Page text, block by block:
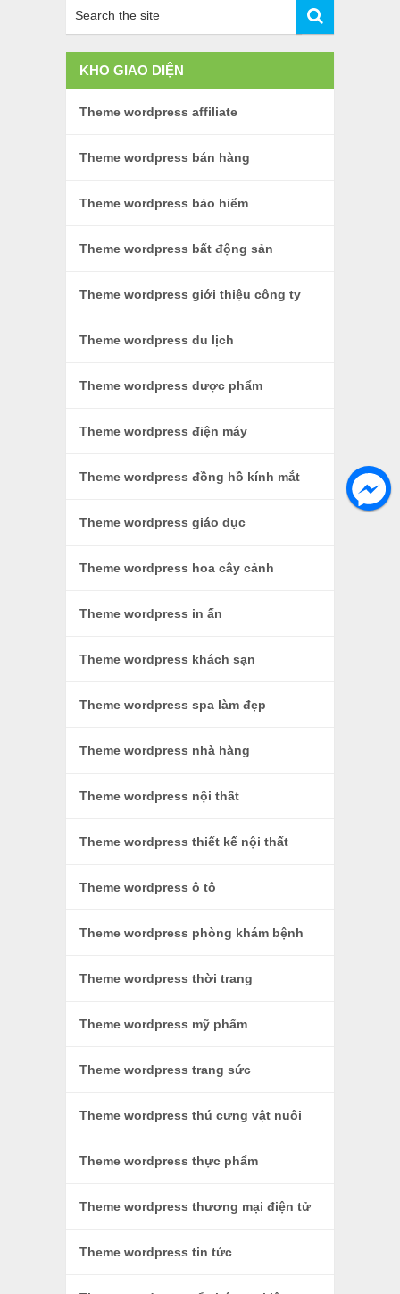
KHO GIAO DIỆN
Theme wordpress affiliate
Theme wordpress bán hàng
Theme wordpress bảo hiểm
Theme wordpress bất động sản
Theme wordpress giới thiệu công ty
Theme wordpress du lịch
Theme wordpress dược phẩm
Theme wordpress điện máy
Theme wordpress đồng hồ kính mắt
Theme wordpress giáo dục
Theme wordpress hoa cây cảnh
Theme wordpress in ấn
Theme wordpress khách sạn
Theme wordpress spa làm đẹp
Theme wordpress nhà hàng
Theme wordpress nội thất
Theme wordpress thiết kế nội thất
Theme wordpress ô tô
Theme wordpress phòng khám bệnh
Theme wordpress thời trang
Theme wordpress mỹ phẩm
Theme wordpress trang sức
Theme wordpress thú cưng vật nuôi
Theme wordpress thực phẩm
Theme wordpress thương mại điện tử
Theme wordpress tin tức